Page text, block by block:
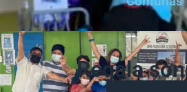
Regala